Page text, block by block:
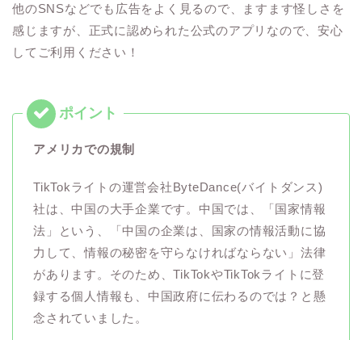
他のSNSなどでも広告をよく見るので、ますます怪しさを
感じますが、正式に認められた公式のアプリなので、安心
してご利用ください！
アメリカでの規制
TikTokライトの運営会社ByteDance(バイトダンス)
社は、中国の大手企業です。中国では、「国家情報
法」という、「中国の企業は、国家の情報活動に協
力して、情報の秘密を守らなければならない」法律
があります。そのため、TikTokやTikTokライトに登
録する個人情報も、中国政府に伝わるのでは？と懸
念されていました。